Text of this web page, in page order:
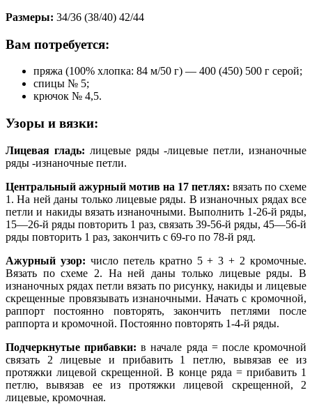
Размеры: 34/36 (38/40) 42/44
Вам потребуется:
пряжа (100% хлопка: 84 м/50 г) — 400 (450) 500 г серой;
спицы № 5;
крючок № 4,5.
Узоры и вязки:
Лицевая гладь: лицевые ряды -лицевые петли, изнаночные
ряды -изнаночные петли.
Центральный ажурный мотив на 17 петлях: вязать по схеме
1. На ней даны только лицевые ряды. В изнаночных рядах все
петли и накиды вязать изнаночными. Выполнить 1-26-й ряды,
15—26-й ряды повторить 1 раз, связать 39-56-й ряды, 45—56-й
ряды повторить 1 раз, закончить с 69-го по 78-й ряд.
Ажурный узор: число петель кратно 5 + 3 + 2 кромочные.
Вязать по схеме 2. На ней даны только лицевые ряды. В
изнаночных рядах петли вязать по рисунку, накиды и лицевые
скрещенные провязывать изнаночными. Начать с кромочной,
раппорт постоянно повторять, закончить петлями после
раппорта и кромочной. Постоянно повторять 1-4-й ряды.
Подчеркнутые прибавки: в начале ряда = после кромочной
связать 2 лицевые и прибавить 1 петлю, вывязав ее из
протяжки лицевой скрещенной. В конце ряда = прибавить 1
петлю, вывязав ее из протяжки лицевой скрещенной, 2
лицевые, кромочная.